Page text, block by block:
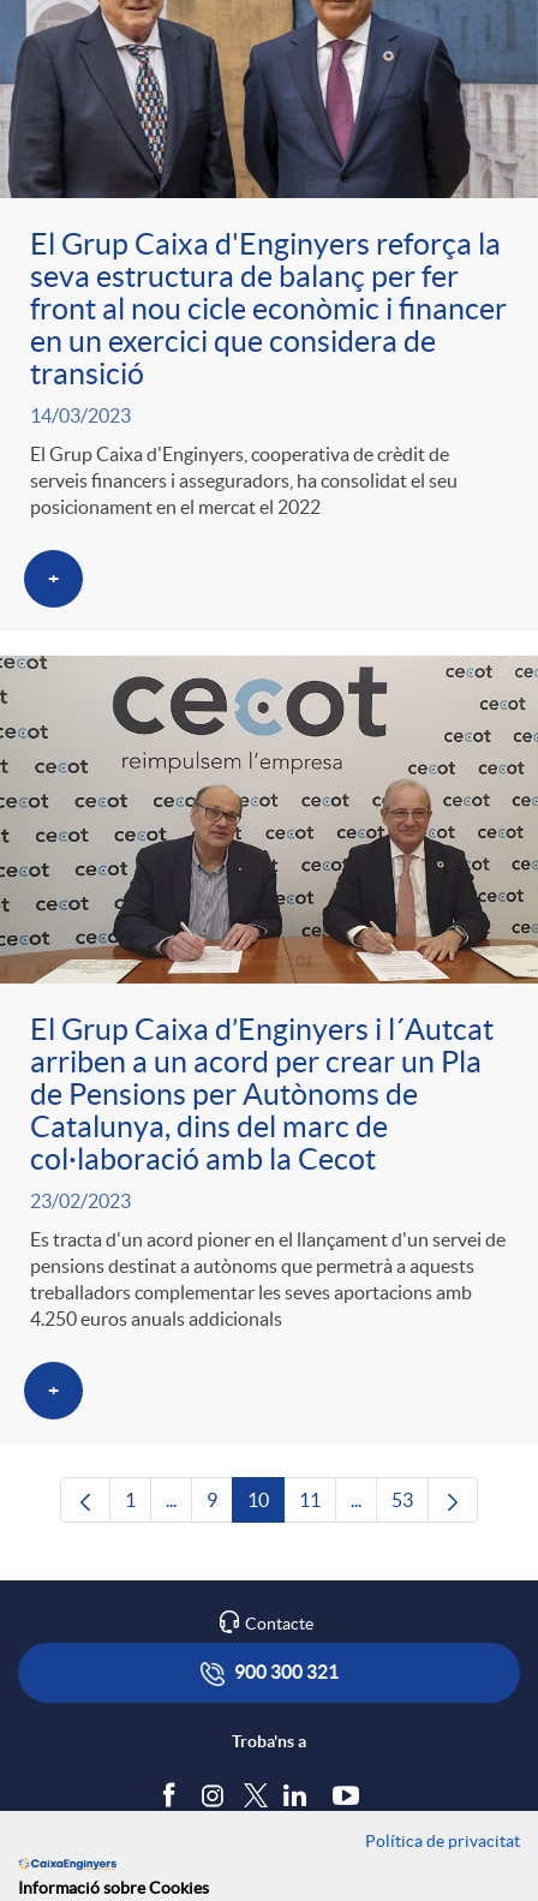
El Grup Caixa d'Enginyers reforça la
seva estructura de balanç per fer
front al nou cicle econòmic i financer
en un exercici que considera de
transició
14/03/2023
El Grup Caixa d'Enginyers, cooperativa de crèdit de
serveis financers i asseguradors, ha consolidat el seu
posicionament en el mercat el 2022
+
El Grup Caixa d’Enginyers i l´Autcat
arriben a un acord per crear un Pla
de Pensions per Autònoms de
Catalunya, dins del marc de
col·laboració amb la Cecot
23/02/2023
Es tracta d'un acord pioner en el llançament d'un servei de
pensions destinat a autònoms que permetrà a aquests
treballadors complementar les seves aportacions amb
4.250 euros anuals addicionals
+
Pàgina
1 ...Pàgines intermèdies Utilitzeu TAB per
Pàgina
9 Pàgina
10 Pàgina
11 ...Pàgines intermèdies
Pàgina
53
Contacte
900 300 321
Troba'ns a
Política de privacitat
Informació sobre Cookies